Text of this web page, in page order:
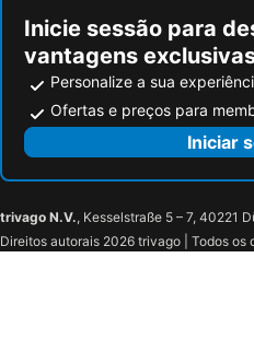
Inicie sessão para
vantagens
Personalize a sua
Ofertas e preços para
Iniciar
trivago N.V., Kesselstraße 5 – 7, 40221
Direitos autorais 2026 trivago | Todos os